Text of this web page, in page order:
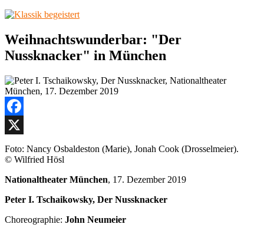
Weihnachtswunderbar: "Der
Nussknacker" in München
Facebook
X
Foto: Nancy Osbaldeston (Marie), Jonah Cook (Drosselmeier).
© Wilfried Hösl
Nationaltheater München, 17. Dezember 2019
Peter I. Tschaikowsky, Der Nussknacker
Choreographie: John Neumeier